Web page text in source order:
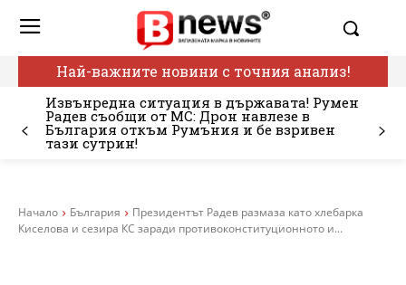
Най-важните новини с точния анализ!
Извънредна ситуация в държавата! Румен
Радев съобщи от МС: Дрон навлезе в
България откъм Румъния и бе взривен
тази сутрин!
Начало България
Президентът Радев размаза като хлебарка
Киселова и сезира КС заради противоконституционното и...